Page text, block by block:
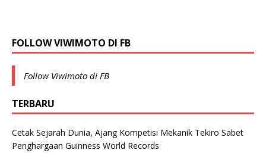
FOLLOW VIWIMOTO DI FB
Follow Viwimoto di FB
TERBARU
Cetak Sejarah Dunia, Ajang Kompetisi Mekanik Tekiro Sabet
Penghargaan Guinness World Records